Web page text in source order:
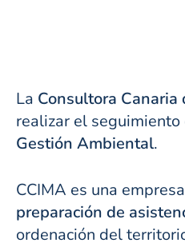
La Consultora
realizar el
Gestión Ambiental.
CCIMA es una
preparación de
ordenación del